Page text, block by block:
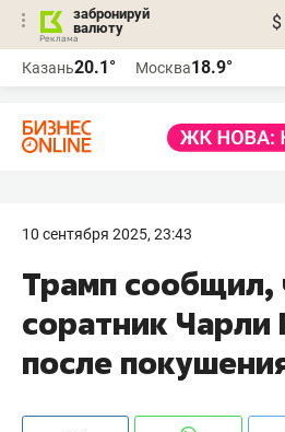
забронируй
валюту
$
Казань20.1° Москва18.9°
10 сентября 2025, 23:43
Трамп сообщил,
соратник Чарли
после